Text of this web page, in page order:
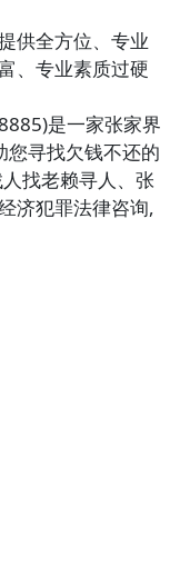
供全方位、专业
、专业素质过硬
是一家张家界
您寻找欠钱不还的
找老赖寻人、张
济犯罪法律咨询,